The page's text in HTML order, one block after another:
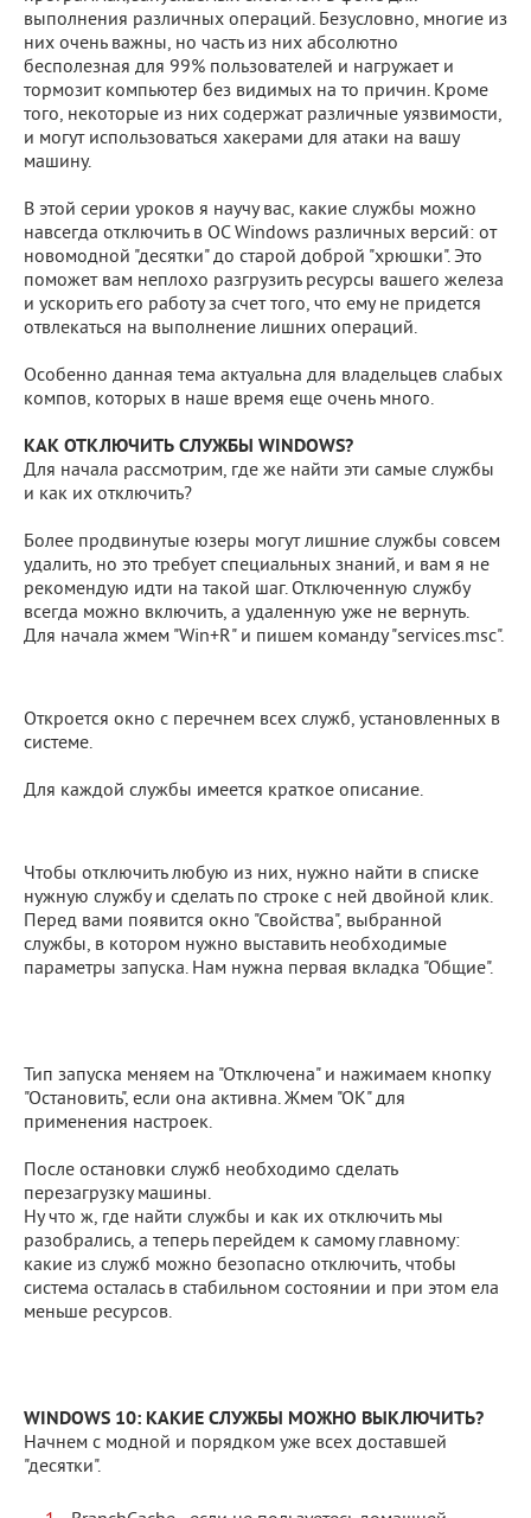
выполнения различных операций. Безусловно, многие из
них очень важны, но часть из них абсолютно
бесполезная для 99% пользователей и нагружает и
тормозит компьютер без видимых на то причин. Кроме
того, некоторые из них содержат различные уязвимости,
и могут использоваться хакерами для атаки на вашу
машину.
В этой серии уроков я научу вас, какие службы можно
навсегда отключить в ОС Windows различных версий: от
новомодной "десятки" до старой доброй "хрюшки". Это
поможет вам неплохо разгрузить ресурсы вашего железа
и ускорить его работу за счет того, что ему не придется
отвлекаться на выполнение лишних операций.
Особенно данная тема актуальна для владельцев слабых
компов, которых в наше время еще очень много.
КАК ОТКЛЮЧИТЬ СЛУЖБЫ WINDOWS?
Для начала рассмотрим, где же найти эти самые службы
и как их отключить?
Более продвинутые юзеры могут лишние службы совсем
удалить, но это требует специальных знаний, и вам я не
рекомендую идти на такой шаг. Отключенную службу
всегда можно включить, а удаленную уже не вернуть.
Для начала жмем "Win+R" и пишем команду "services.msc".
Откроется окно с перечнем всех служб, установленных в
системе.
Для каждой службы имеется краткое описание.
Чтобы отключить любую из них, нужно найти в списке
нужную службу и сделать по строке с ней двойной клик.
Перед вами появится окно "Свойства", выбранной
службы, в котором нужно выставить необходимые
параметры запуска. Нам нужна первая вкладка "Общие".
Тип запуска меняем на "Отключена" и нажимаем кнопку
"Остановить", если она активна. Жмем "ОК" для
применения настроек.
После остановки служб необходимо сделать
перезагрузку машины.
Ну что ж, где найти службы и как их отключить мы
разобрались, а теперь перейдем к самому главному:
какие из служб можно безопасно отключить, чтобы
система осталась в стабильном состоянии и при этом ела
меньше ресурсов.
WINDOWS 10: КАКИЕ СЛУЖБЫ МОЖНО ВЫКЛЮЧИТЬ?
Начнем с модной и порядком уже всех доставшей
"десятки".